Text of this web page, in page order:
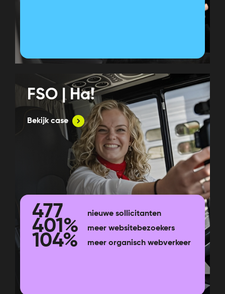
FSO | Ha!
Bekijk case
477 nieuwe sollicitanten
401% meer websitebezoekers
104% meer organisch webverkeer